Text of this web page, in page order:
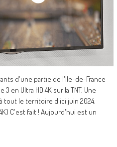
d'une partie de l'Ile-de-France
en Ultra HD 4K sur la TNT. Une
tout le territoire d'ici juin 2024.
4K) C'est fait ! Aujourd'hui est un